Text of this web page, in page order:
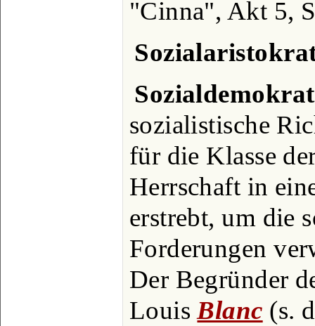
"Cinna", Akt 5,
sozialistische
für die Klasse
Herrschaft in
erstrebt, um die
Forderungen
Der Begründer
LouisBlanc (s.